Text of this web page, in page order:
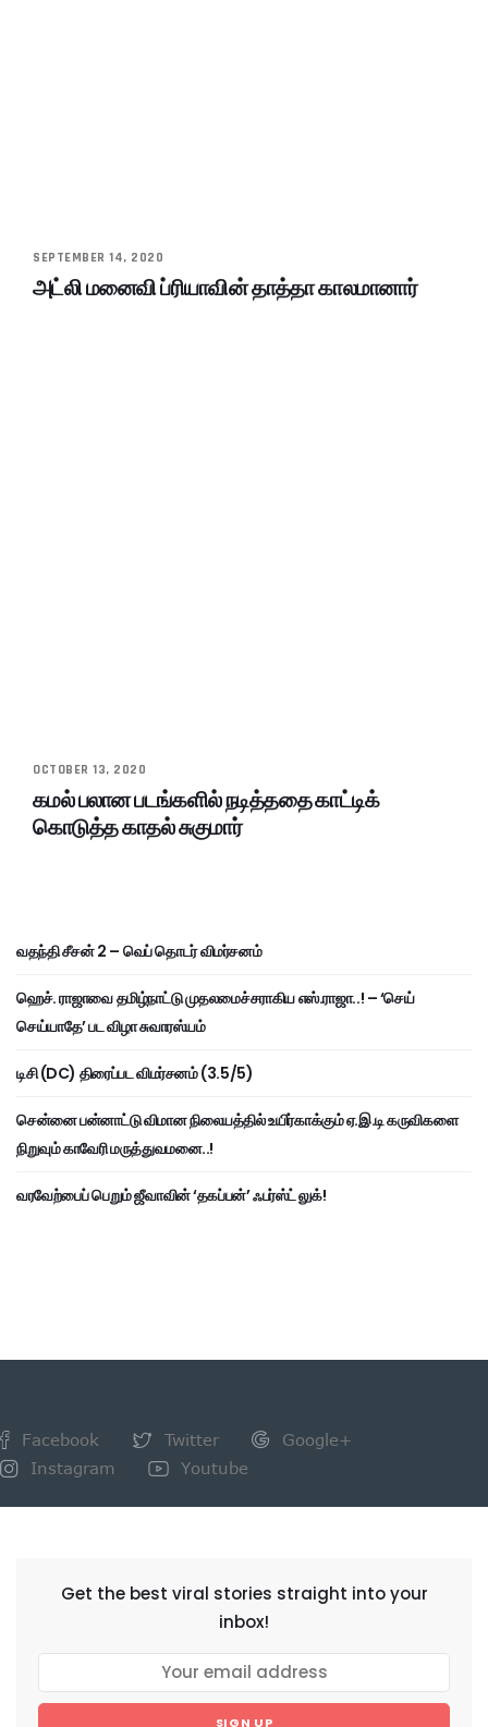
SEPTEMBER 14, 2020
அட்லி மனைவி ப்ரியாவின் தாத்தா காலமானார்
OCTOBER 13, 2020
கமல் பலான படங்களில் நடித்ததை காட்டிக்
கொடுத்த காதல் சுகுமார்
வதந்தி சீசன் 2 – வெப் தொடர் விமர்சனம்
ஹெச். ராஜாவை தமிழ்நாட்டு முதலமைச்சராகிய எஸ்.ராஜா..! – ‘செய்
செய்யாதே’ பட விழா சுவாரஸ்யம்
டிசி (DC) திரைப்பட விமர்சனம் (3.5/5)
சென்னை பன்னாட்டு விமான நிலையத்தில் உயிர்காக்கும் ஏ.இ.டி கருவிகளை
நிறுவும் காவேரி மருத்துவமனை..!
வரவேற்பைப் பெறும் ஜீவாவின் ‘தகப்பன்’ ஃபர்ஸ்ட் லுக்!
Facebook Twitter
Google+
Instagram
Youtube
Get the best viral stories straight into your
inbox!
SIGN UP